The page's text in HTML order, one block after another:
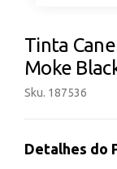
Tinta
Moke
Sku. 187536
Detalhes do